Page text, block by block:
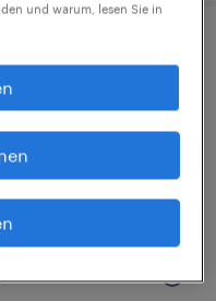
und warum, lesen Sie in